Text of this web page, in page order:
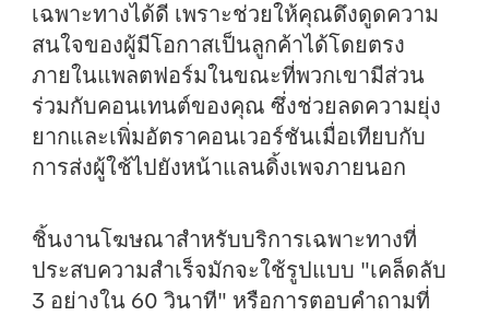
เฉพาะทางได้ดี เพราะช่วยให้คุณดึงดูดความ
สนใจของผู้มีโอกาสเป็นลูกค้าได้โดยตรง
ภายในแพลตฟอร์มในขณะที่พวกเขามีส่วน
ร่วมกับคอนเทนต์ของคุณ ซึ่งช่วยลดความยุ่ง
ยากและเพิ่มอัตราคอนเวอร์ชันเมื่อเทียบกับ
การส่งผู้ใช้ไปยังหน้าแลนดิ้งเพจภายนอก
ชิ้นงานโฆษณาสำหรับบริการเฉพาะทางที่
ประสบความสำเร็จมักจะใช้รูปแบบ "เคล็ดลับ
3 อย่างใน 60 วินาที" หรือการตอบคำถามที่